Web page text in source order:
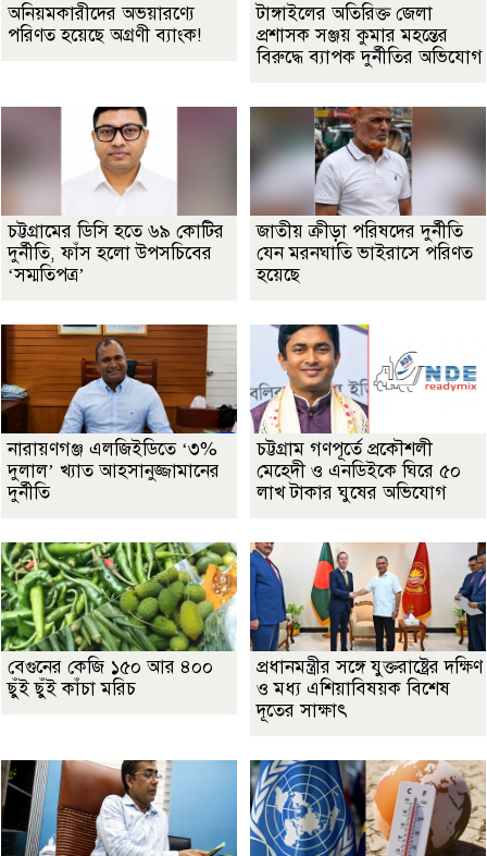
অনিয়মকারীদের অভয়ারণ্যে
পরিণত হয়েছে অগ্রণী ব্যাংক!
টাঙ্গাইলের অতিরিক্ত জেলা
প্রশাসক সঞ্জয় কুমার মহন্তের
বিরুদ্ধে ব্যাপক দুর্নীতির অভিযোগ
চট্টগ্রামের ডিসি হতে ৬৯ কোটির
দুর্নীতি, ফাঁস হলো উপসচিবের
‘সম্মতিপত্র’
জাতীয় ক্রীড়া পরিষদের দুর্নীতি
যেন মরনঘাতি ভাইরাসে পরিণত
হয়েছে
নারায়ণগঞ্জ এলজিইডিতে ‘৩%
দুলাল’ খ্যাত আহসানুজ্জামানের
দুর্নীতি
চট্টগ্রাম গণপূর্তে প্রকৌশলী
মেহেদী ও এনডিইকে ঘিরে ৫০
লাখ টাকার ঘুষের অভিযোগ
বেগুনের কেজি ১৫০ আর ৪০০
ছুঁই ছুঁই কাঁচা মরিচ
প্রধানমন্ত্রীর সঙ্গে যুক্তরাষ্ট্রের দক্ষিণ
ও মধ্য এশিয়াবিষয়ক বিশেষ
দূতের সাক্ষাৎ